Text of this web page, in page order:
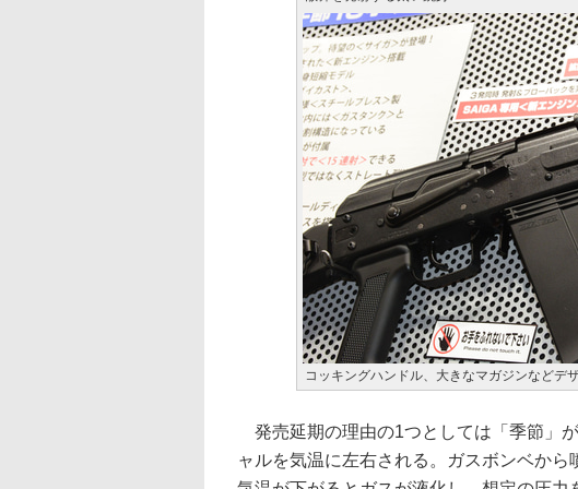
コッキングハンドル、大きなマガジンなどデ
発売延期の理由の1つとしては「季節」
ャルを気温に左右される。ガスボンベから